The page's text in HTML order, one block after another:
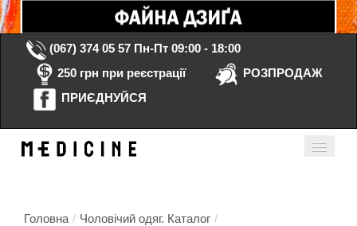
(067) 374 05 57 Пн-Пт 09:00 - 18:00
250 грн при реєстрації
РОЗПРОДАЖ
ПРИЄДНУЙСЯ
Головна / Чоловічий одяг. Каталог /